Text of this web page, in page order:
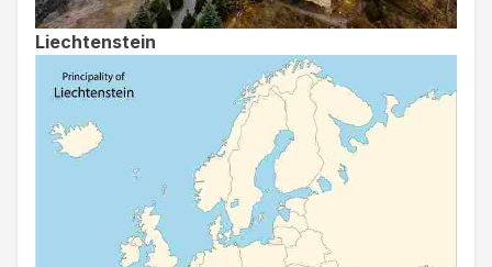
Liechtenstein